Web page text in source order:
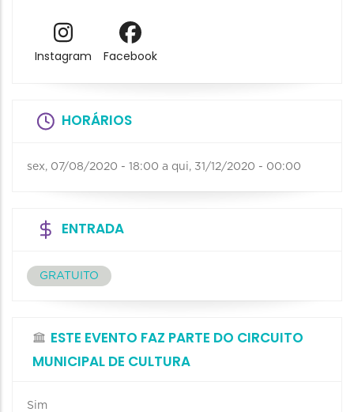
Instagram Facebook
HORÁRIOS
sex, 07/08/2020 - 18:00 a qui, 31/12/2020 - 00:00
ENTRADA
GRATUITO
ESTE EVENTO FAZ PARTE DO CIRCUITO
MUNICIPAL DE CULTURA
Sim